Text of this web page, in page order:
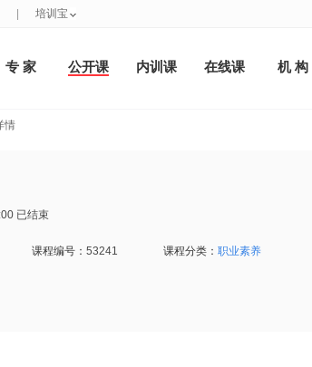
专 家 公开课 内训课 在线课 机 构
情
已结束
课程编号： 53241 课程分类： 职业素养
培训宝